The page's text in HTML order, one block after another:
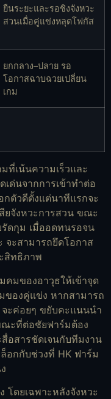
ยืนระยะและรอชิงจังหวะ
สวนเมื่อคู่แข่งหลุดโฟกัส
ยกกลาง–ปลาย รอ
โอกาสฉาบฉวยเปลี่ยน
เกม
เน้นความเร็วและ
ด่นจากการเข้าทำต่อ
กตัวดีตั้งแต่นาทีแรกจะ
ยจังหวะการสวน ขณะ
รัดกุม เมื่ออดทนรอจน
จะสามารถยึดโอกาส
สิทธิภาพ
คมของอาวุธให้เข้าจุด
ของคู่แข่ง หากสามารถ
จะค่อยๆ ขยับคะแนนนำ
ะที่ต่อชัยฟาร์มต้อง
อสารชัดเจนกับทีมงาน
อกกับช่วงที่ HK ฟาร์ม
ดยเฉพาะหลังจังหวะ